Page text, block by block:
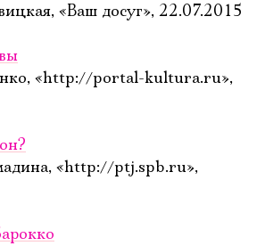
«Ваш досуг», 22.07.2015
«http://portal-kultura.ru»,
«http://ptj.spb.ru»,